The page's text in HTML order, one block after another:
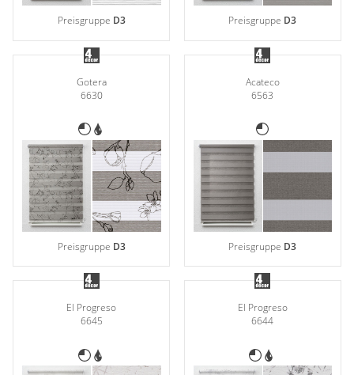
Preisgruppe D3 Preisgruppe D3
Gotera
6630
Preisgruppe D3
Acateco
6563
Preisgruppe D3
El Progreso
6645
El Progreso
6644